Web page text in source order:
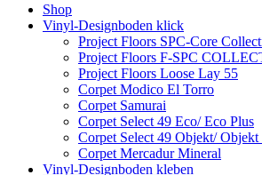
Shop
Vinyl-Designboden klick
Project Floors SPC-Core
Project Floors F-SPC
Project Floors Loose Lay 55
Corpet Modico El Torro
Corpet Samurai
Corpet Select 49 Eco/ Eco Plus
Corpet Select 49 Objekt/ Objekt
Corpet Mercadur Mineral
Vinyl-Designboden kleben